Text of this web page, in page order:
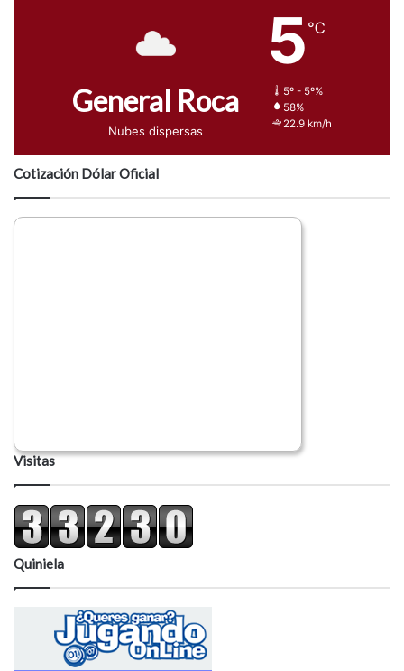
General Roca
Nubes dispersas
5 ℃
5º - 5º%
58%
22.9 km/h
Cotización Dólar Oficial
Visitas
Quiniela